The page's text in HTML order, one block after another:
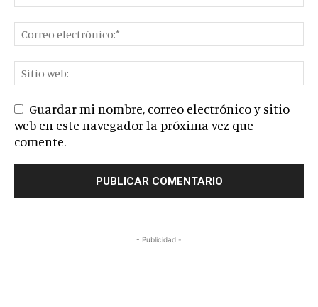
Guardar mi nombre, correo electrónico y sitio
web en este navegador la próxima vez que
comente.
- Publicidad -